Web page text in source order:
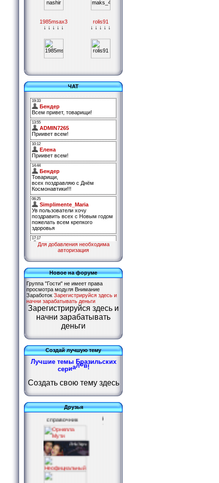
1985msax3
↓ ↓ ↓ ↓ ↓
rolis91
↓ ↓ ↓ ↓ ↓
ЧАТ
Для добавления необходима
авторизация
Новое на форуме
Группа "Гости" не имеет права
просмотра модуля Внимание
Заработок Зарегистрируйся здесь и
начни зарабатывать деньги
Зарегистрируйся здесь и
начни зарабатывать
деньги
Создай лучшую тему
Л учшие темы Бразильских
сериало в!
Создать свою тему здесь
Друзья